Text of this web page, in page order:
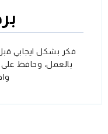
فكر بشكل ايجابي قبل
بالعمل، وحافظ على